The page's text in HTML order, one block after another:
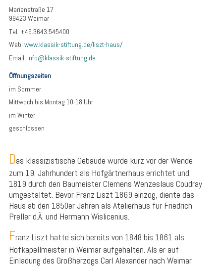
Marienstraße 17
99423 Weimar
Tel. +49.3643.545400
Web: www.klassik-stiftung.de/liszt-haus/
Email: info@klassik-stiftung.de
Öffnungszeiten
im Sommer
Mittwoch bis Montag 10-18 Uhr
im Winter
geschlossen
Das klassizistische Gebäude wurde kurz vor der Wende
zum 19. Jahrhundert als Hofgärtnerhaus errichtet und
1819 durch den Baumeister Clemens Wenzeslaus Coudray
umgestaltet. Bevor Franz Liszt 1869 einzog, diente das
Haus ab den 1850er Jahren als Atelierhaus für Friedrich
Preller d.Ä. und Hermann Wislicenius.
Franz Liszt hatte sich bereits von 1848 bis 1861 als
Hofkapellmeister in Weimar aufgehalten. Als er auf
Einladung des Großherzogs Carl Alexander nach Weimar